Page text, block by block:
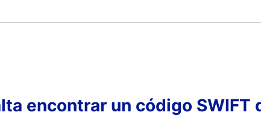
encontrar un código SWIFT